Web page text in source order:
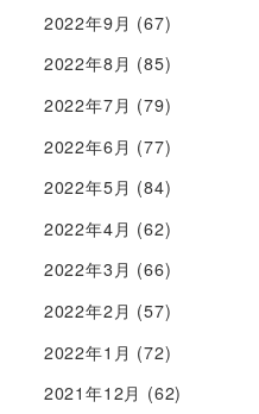
2022年9月 (67)
2022年8月 (85)
2022年7月 (79)
2022年6月 (77)
2022年5月 (84)
2022年4月 (62)
2022年3月 (66)
2022年2月 (57)
2022年1月 (72)
2021年12月 (62)